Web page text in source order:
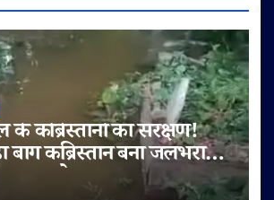
के कब्रिस्तानों का संरक्षण!
बाग कब्रिस्तान बना जलभराव
जनाज़ा ले जाना हुआ दुश्वार